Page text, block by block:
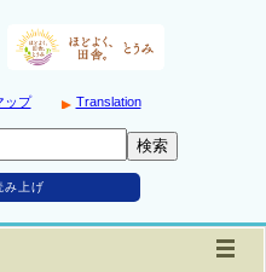
ップ Translation
み上げ